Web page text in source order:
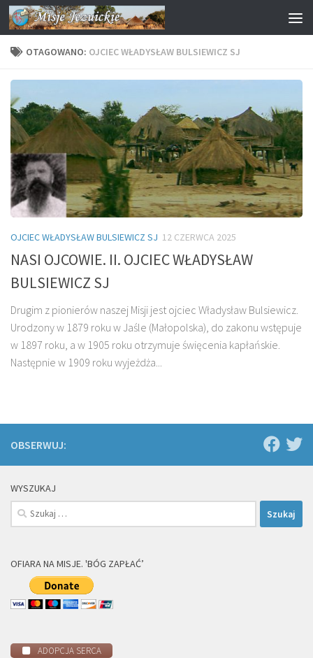
Przejdź do treści
OTAGOWANO: OJCIEC WŁADYSŁAW BULSIEWICZ SJ
OJCIEC WŁADYSŁAW BULSIEWICZ SJ 12 CZERWCA 2025
NASI OJCOWIE. II. OJCIEC WŁADYSŁAW
BULSIEWICZ SJ
Drugim z pionierów naszej Misji jest ojciec Władysław Bulsiewicz.
Urodzony w 1879 roku w Jaśle (Małopolska), do zakonu wstępuje
w 1897 roku, a w 1905 roku otrzymuje święcenia kapłańskie.
Następnie w 1909 roku wyjeżdża...
OBSERWUJ:
WYSZUKAJ
Szukaj:
OFIARA NA MISJE. 'BÓG ZAPŁAĆ’
ADOPCJA SERCA